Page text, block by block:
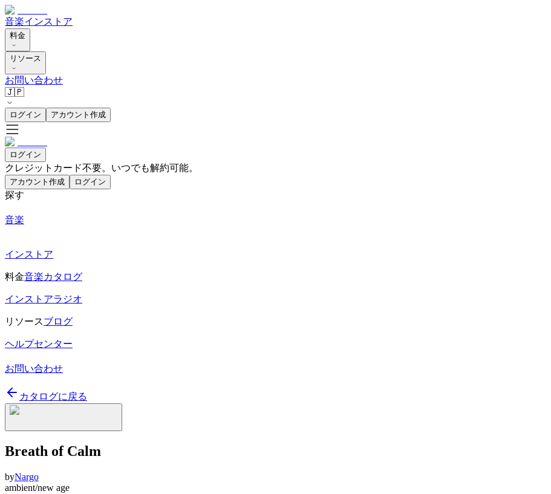
音楽インストア
料金
リソース
お問い合わせ
🇯🇵
ログイン アカウント作成
ログイン
クレジットカード不要。いつでも解約可能。
アカウント作成 ログイン
探す
音楽
インストア
料金音楽カタログ
インストアラジオ
リソースブログ
ヘルプセンター
お問い合わせ
カタログに戻る
Breath of Calm
byNargo
ambient/new age